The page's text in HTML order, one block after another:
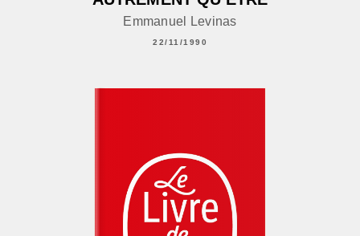
Emmanuel Levinas
22/11/1990